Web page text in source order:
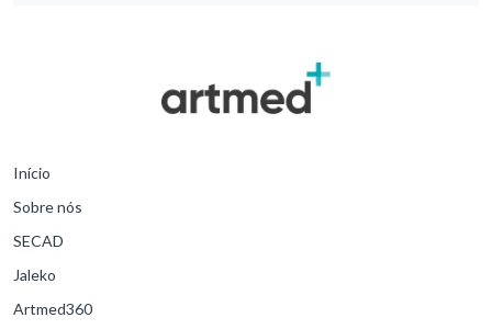
Início
Sobre nós
SECAD
Jaleko
Artmed360